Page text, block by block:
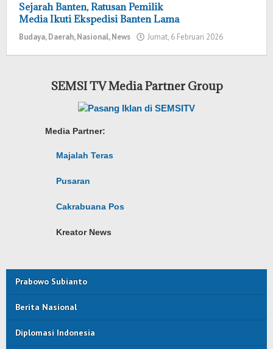
Sejarah Banten, Ratusan Pemilik
Media Ikuti Ekspedisi Banten Lama
Budaya,Daerah,Nasional,News Jumat, 6 Februari 2026
SEMSI TV Media Partner Group
Media Partner:
Majalah Teras
Pusaran
Cakrabuana Pos
Kreator News
Prabowo Subianto
Berita Nasional
Diplomasi Indonesia